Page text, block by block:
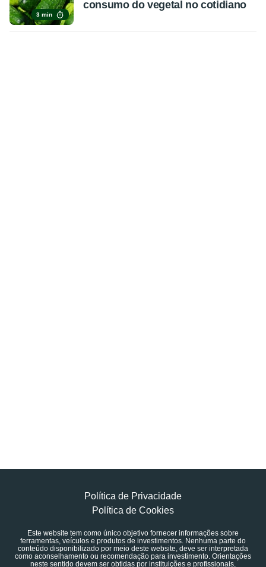
3 min
consumo do vegetal no cotidiano
Política de Privacidade
Política de Cookies
Este website tem como único objetivo fornecer informações sobre
ferramentas, veículos e produtos de investimentos. Nenhuma parte do
conteúdo disponibilizado por meio deste website, deve ser interpretada
como aconselhamento ou recomendação para investimento. Orientações
neste sentido devem ser obtidas por instituições e profissionais,